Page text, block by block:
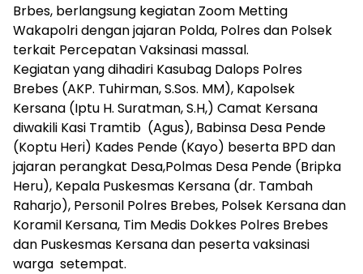
Brbes, berlangsung kegiatan Zoom Metting
Wakapolri dengan jajaran Polda, Polres dan Polsek
terkait Percepatan Vaksinasi massal.
Kegiatan yang dihadiri Kasubag Dalops Polres
Brebes (AKP. Tuhirman, S.Sos. MM), Kapolsek
Kersana (Iptu H. Suratman, S.H,) Camat Kersana
diwakili Kasi Tramtib (Agus), Babinsa Desa Pende
(Koptu Heri) Kades Pende (Kayo) beserta BPD dan
jajaran perangkat Desa,Polmas Desa Pende (Bripka
Heru), Kepala Puskesmas Kersana (dr. Tambah
Raharjo), Personil Polres Brebes, Polsek Kersana dan
Koramil Kersana, Tim Medis Dokkes Polres Brebes
dan Puskesmas Kersana dan peserta vaksinasi
warga setempat.